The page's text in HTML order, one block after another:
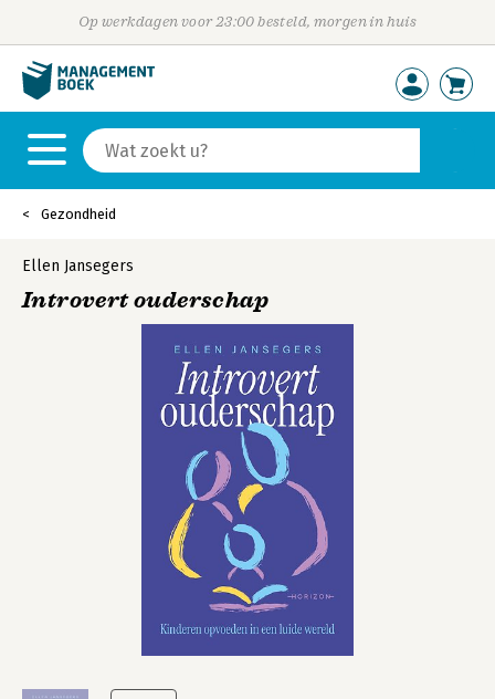
Op werkdagen voor 23:00 besteld, morgen in huis
Gezondheid
Ellen Jansegers
Introvert ouderschap